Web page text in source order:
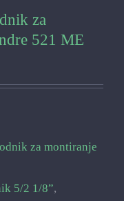
za
521 ME
za montiranje
5/2 1/8”,